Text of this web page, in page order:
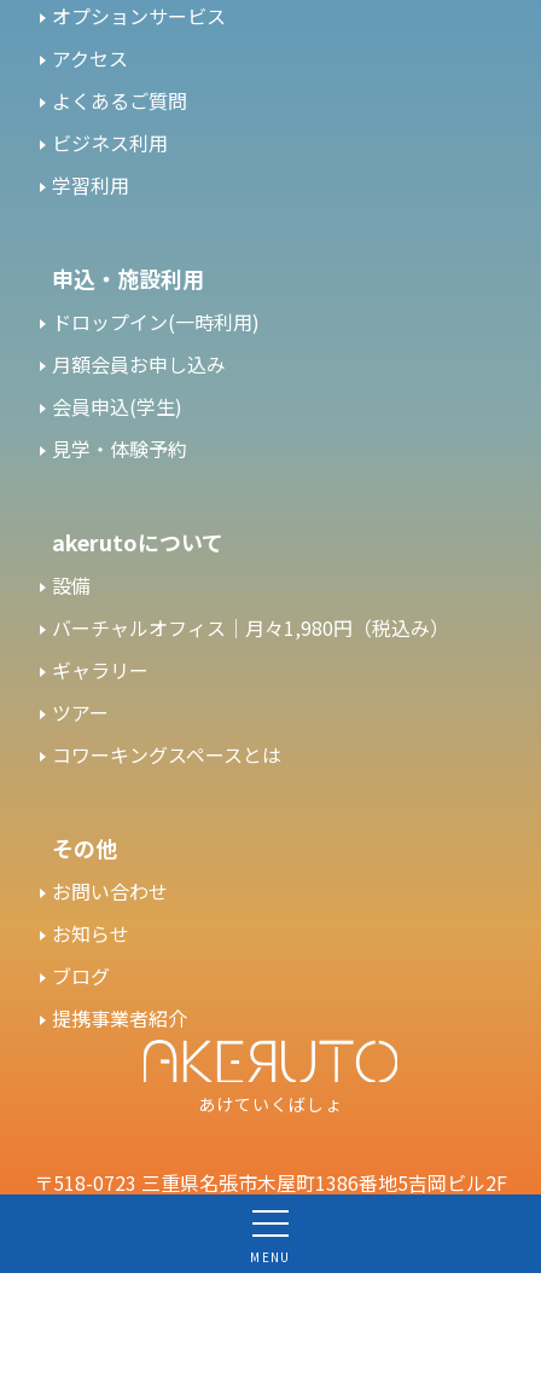
オプションサービス
アクセス
よくあるご質問
ビジネス利用
学習利用
申込・施設利用
ドロップイン(一時利用)
月額会員お申し込み
会員申込(学生)
見学・体験予約
akerutoについて
設備
バーチャルオフィス｜月々1,980円（税込み）
ギャラリー
ツアー
コワーキングスペースとは
その他
お問い合わせ
お知らせ
ブログ
提携事業者紹介
あけていくばしょ
〒518-0723 三重県名張市木屋町1386番地5吉岡ビル2F
お電話でのご連絡について
Mail：nabari@akeruto.net
MENU